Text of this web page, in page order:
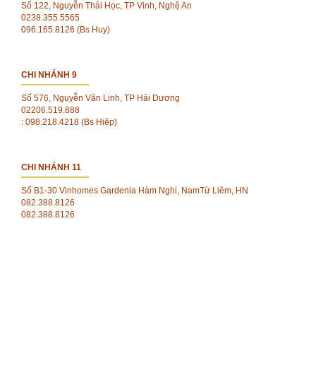
Số 122, Nguyễn Thái Học, TP Vinh, Nghệ An
0238.355.5565
096.165.8126 (Bs Huy)
CHI NHÁNH 9
Số 576, Nguyễn Văn Linh, TP Hải Dương
02206.519.888
: 098.218.4218 (Bs Hiệp)
CHI NHÁNH 11
Số B1-30 Vinhomes Gardenia Hàm Nghi, NamTừ Liêm, HN
082.388.8126
082.388.8126